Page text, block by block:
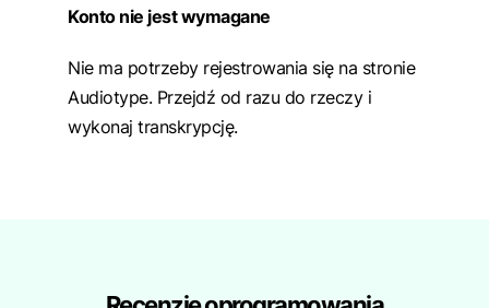
Konto nie jest wymagane
Nie ma potrzeby rejestrowania się na stronie
Audiotype. Przejdź od razu do rzeczy i
wykonaj transkrypcję.